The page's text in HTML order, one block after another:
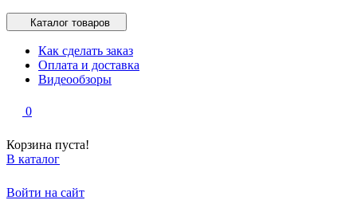
Каталог товаров
Как сделать заказ
Оплата и доставка
Видеообзоры
0
Корзина пуста!
В каталог
Войти на сайт